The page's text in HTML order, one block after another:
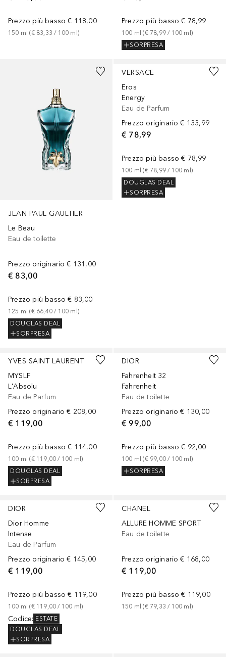
Prezzo più basso € 118,00
150 ml (€ 83,33 / 100 ml)
Prezzo più basso € 78,99
100 ml (€ 78,99 / 100 ml)
SORPRESA
JEAN PAUL GAULTIER
Le Beau
Eau de toilette
Prezzo originario € 131,00
€ 83,00
Prezzo più basso € 83,00
125 ml (€ 66,40 / 100 ml)
DOUGLAS DEAL
SORPRESA
VERSACE
Eros
Energy
Eau de Parfum
Prezzo originario € 133,99
€ 78,99
Prezzo più basso € 78,99
100 ml (€ 78,99 / 100 ml)
DOUGLAS DEAL
SORPRESA
YVES SAINT LAURENT
MYSLF
L'Absolu
Eau de Parfum
Prezzo originario € 208,00
€ 119,00
Prezzo più basso € 114,00
100 ml (€ 119,00 / 100 ml)
DOUGLAS DEAL
SORPRESA
DIOR
Fahrenheit 32
Fahrenheit
Eau de toilette
Prezzo originario € 130,00
€ 99,00
Prezzo più basso € 92,00
100 ml (€ 99,00 / 100 ml)
SORPRESA
DIOR
Dior Homme
Intense
Eau de Parfum
Prezzo originario € 145,00
€ 119,00
Prezzo più basso € 119,00
100 ml (€ 119,00 / 100 ml)
Codice: ESTATE
DOUGLAS DEAL
SORPRESA
CHANEL
ALLURE HOMME SPORT
Eau de toilette
Prezzo originario € 168,00
€ 119,00
Prezzo più basso € 119,00
150 ml (€ 79,33 / 100 ml)